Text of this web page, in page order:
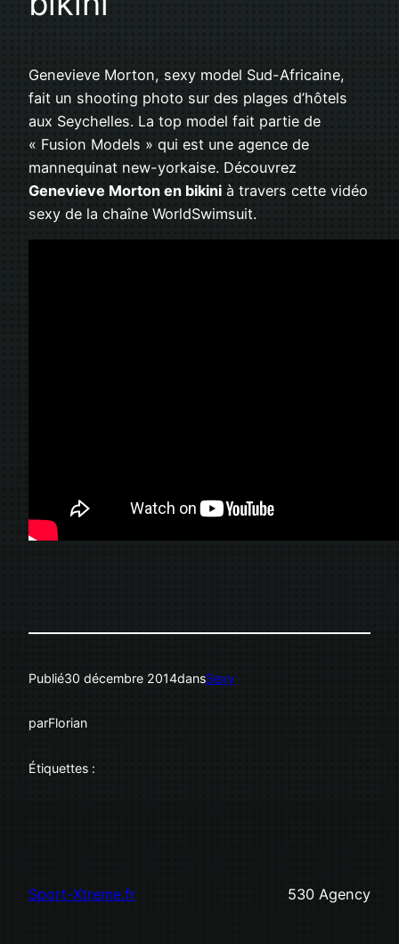
Genevieve Morton, sexy model Sud-Africaine,
fait un shooting photo sur des plages d’hôtels
aux Seychelles. La top model fait partie de
« Fusion Models » qui est une agence de
mannequinat new-yorkaise. Découvrez
Genevieve Morton en bikini à travers cette vidéo
sexy de la chaîne WorldSwimsuit.
Publié30 décembre 2014dansSexy
parFlorian
Étiquettes :
Sport-Xtreme.fr 530 Agency